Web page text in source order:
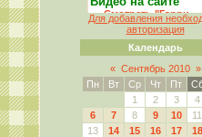
Для добавления
авторизация
Календарь
« Сентябрь 2010 »
Пн
Вт Ср Чт Пт
1
2 3 4
6
7 8 9 10 11
13
14 15 16 17 18